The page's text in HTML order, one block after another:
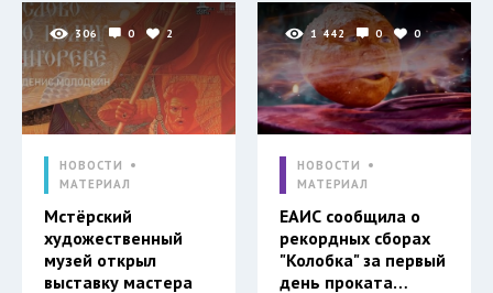
306 0 2
НОВОСТИ
МАТЕРИАЛ
Мстёрский
художественный
музей открыл
выставку мастера
1 442 0 0
НОВОСТИ
МАТЕРИАЛ
ЕАИС сообщила о
рекордных сборах
"Колобка" за первый
день проката…